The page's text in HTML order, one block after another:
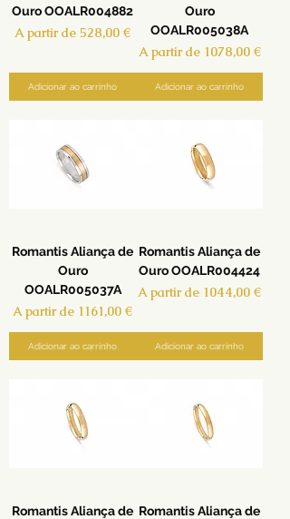
Ouro OOALR004882
A partir de 528,00 €
Preço promocional
Adicionar ao carrinho
Ouro
OOALR005038A
A partir de 1078,00 €
Preço promocional
Adicionar ao carrinho
Romantis Aliança de
Ouro
OOALR005037A
A partir de 1161,00 €
Preço promocional
Adicionar ao carrinho
Romantis Aliança de
Ouro OOALR004424
A partir de 1044,00 €
Preço promocional
Adicionar ao carrinho
Romantis Aliança de Romantis Aliança de